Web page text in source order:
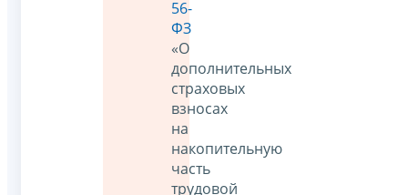
56-
ФЗ
«О
дополнительных
страховых
взносах
на
накопительную
часть
трудовой